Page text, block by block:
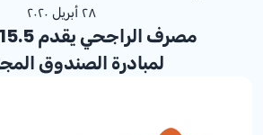
٢٨ أبريل ٢٠٢٠
مصرف الراجحي يقدم 15.5 مليون
لمبادرة الصندوق